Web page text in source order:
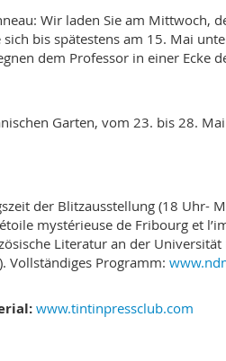
Wir laden Sie am Mittwoch,
bis spätestens am 15. Mai
dem Professor in einer Ecke
Garten, vom 23. bis 28.
der Blitzausstellung (18 Uhr-
mystérieuse de Fribourg et
Literatur an der
Vollständiges Programm:
www.tintinpressclub.com